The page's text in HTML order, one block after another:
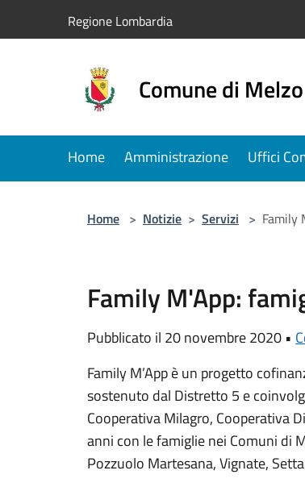
Regione Lombardia
Comune di
Home Amministrazione Uffici
Home > Notizie > Servizi > Family
Family M'App:
Pubblicato il 20 novembre 2020 •
Family M’App è un progetto
sostenuto dal Distretto 5 e
Cooperativa Milagro, Cooperativa
anni con le famiglie nei Comuni di
Pozzuolo Martesana, Vignate,